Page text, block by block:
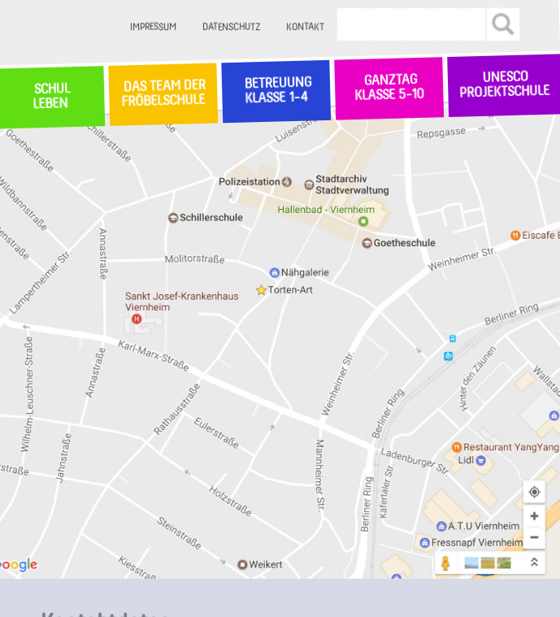
IMPRESSUM DATENSCHUTZ KONTAKT
SCHUL
LEBEN
DAS TEAM DER
FRÖBELSCHULE
BETREUUNG
KLASSE 1-4
GANZTAG
KLASSE 5-10
UNESCO
PROJEKTSCHULE